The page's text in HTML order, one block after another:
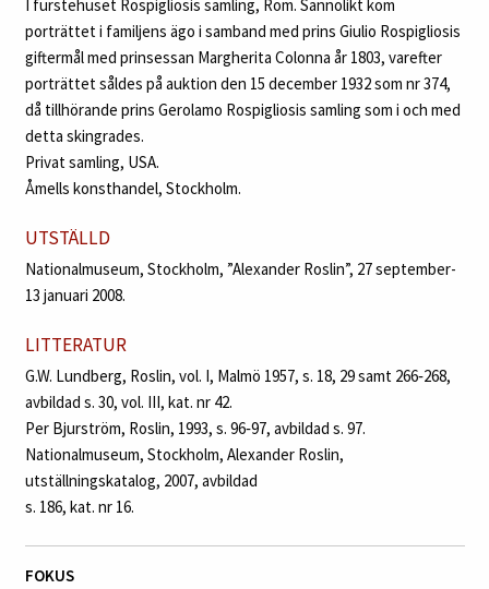
I furstehuset Rospigliosis samling, Rom. Sannolikt kom
porträttet i familjens ägo i samband med prins Giulio Rospigliosis
giftermål med prinsessan Margherita Colonna år 1803, varefter
porträttet såldes på auktion den 15 december 1932 som nr 374,
då tillhörande prins Gerolamo Rospigliosis samling som i och med
detta skingrades.
Privat samling, USA.
Åmells konsthandel, Stockholm.
UTSTÄLLD
Nationalmuseum, Stockholm, ”Alexander Roslin”, 27 september-
13 januari 2008.
LITTERATUR
G.W. Lundberg, Roslin, vol. I, Malmö 1957, s. 18, 29 samt 266‑268,
avbildad s. 30, vol. III, kat. nr 42.
Per Bjurström, Roslin, 1993, s. 96‑97, avbildad s. 97.
Nationalmuseum, Stockholm, Alexander Roslin,
utställningskatalog, 2007, avbildad
s. 186, kat. nr 16.
FOKUS